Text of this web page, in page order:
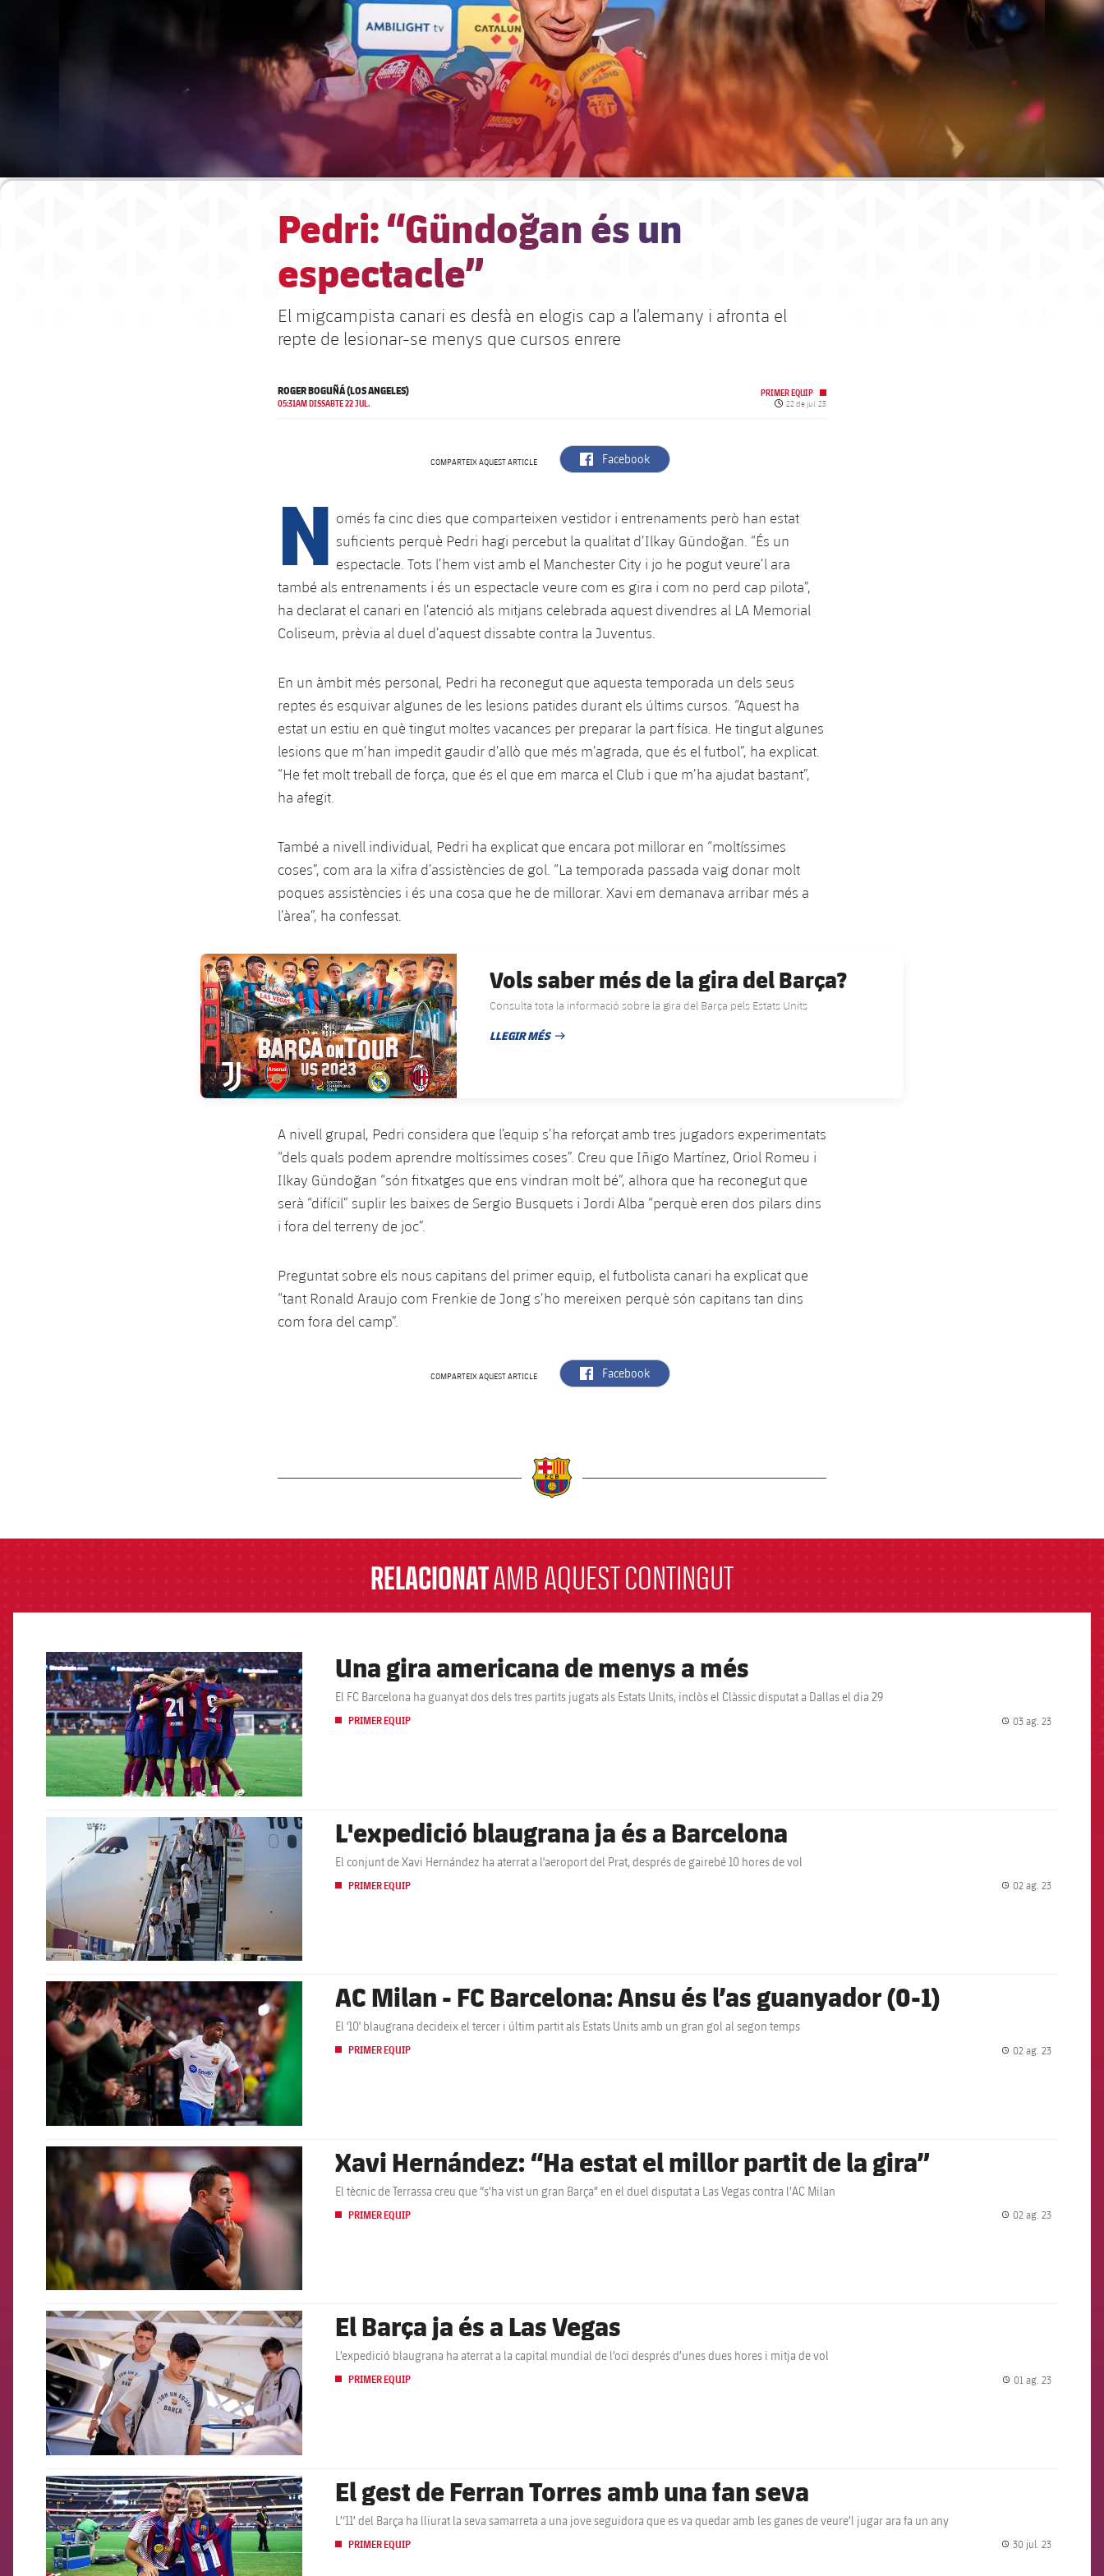
Pedri: “Gündoğan és un
espectacle”
El migcampista canari es desfà en elogis cap a l’alemany i afronta el
repte de lesionar-se menys que cursos enrere
ROGER BOGUÑÁ (LOS ANGELES)
05:31AM DISSABTE 22 JUL.
PRIMER EQUIP
Data de publicació
22 de jul. 23
COMPARTEIX AQUEST ARTICLE label.aria.facebook
Facebook
N omés fa cinc dies que comparteixen vestidor i entrenaments però han estat
suficients perquè Pedri hagi percebut la qualitat d’Ilkay Gündoğan. “És un
espectacle. Tots l’hem vist amb el Manchester City i jo he pogut veure’l ara
també als entrenaments i és un espectacle veure com es gira i com no perd cap pilota”,
ha declarat el canari en l’atenció als mitjans celebrada aquest divendres al LA Memorial
Coliseum, prèvia al duel d’aquest dissabte contra la Juventus.
En un àmbit més personal, Pedri ha reconegut que aquesta temporada un dels seus
reptes és esquivar algunes de les lesions patides durant els últims cursos. “Aquest ha
estat un estiu en què tingut moltes vacances per preparar la part física. He tingut algunes
lesions que m’han impedit gaudir d’allò que més m’agrada, que és el futbol”, ha explicat.
“He fet molt treball de força, que és el que em marca el Club i que m’ha ajudat bastant”,
ha afegit.
També a nivell individual, Pedri ha explicat que encara pot millorar en “moltíssimes
coses”, com ara la xifra d’assistències de gol. “La temporada passada vaig donar molt
poques assistències i és una cosa que he de millorar. Xavi em demanava arribar més a
l’àrea”, ha confessat.
FC Barcelona club badge
Vols saber més de la gira del Barça?
Consulta tota la informació sobre la gira del Barça pels Estats Units
LLEGIR MÉS
DATA DE PUBLICACIÓ
A nivell grupal, Pedri considera que l’equip s’ha reforçat amb tres jugadors experimentats
“dels quals podem aprendre moltíssimes coses”. Creu que Iñigo Martínez, Oriol Romeu i
Ilkay Gündoğan “són fitxatges que ens vindran molt bé”, alhora que ha reconegut que
serà “difícil” suplir les baixes de Sergio Busquets i Jordi Alba “perquè eren dos pilars dins
i fora del terreny de joc”.
Preguntat sobre els nous capitans del primer equip, el futbolista canari ha explicat que
“tant Ronald Araujo com Frenkie de Jong s’ho mereixen perquè són capitans tan dins
com fora del camp”.
COMPARTEIX AQUEST ARTICLE label.aria.facebook
Facebook
RELACIONATAMB AQUEST CONTINGUT
FCB Barcelona badge Una gira americana de menys a més
El FC Barcelona ha guanyat dos dels tres partits jugats als Estats Units, inclòs el Clàssic disputat a Dallas el dia 29
PRIMER EQUIP 03 ag. 23
FCB Barcelona badge L'expedició blaugrana ja és a Barcelona
El conjunt de Xavi Hernández ha aterrat a l'aeroport del Prat, després de gairebé 10 hores de vol
PRIMER EQUIP 02 ag. 23
FCB Barcelona badge AC Milan - FC Barcelona: Ansu és l’as guanyador (0-1)
El '10' blaugrana decideix el tercer i últim partit als Estats Units amb un gran gol al segon temps
PRIMER EQUIP 02 ag. 23
FCB Barcelona badge Xavi Hernández: “Ha estat el millor partit de la gira”
El tècnic de Terrassa creu que “s’ha vist un gran Barça” en el duel disputat a Las Vegas contra l’AC Milan
PRIMER EQUIP 02 ag. 23
FCB Barcelona badge El Barça ja és a Las Vegas
L’expedició blaugrana ha aterrat a la capital mundial de l’oci després d’unes dues hores i mitja de vol
PRIMER EQUIP 01 ag. 23
FCB Barcelona badge El gest de Ferran Torres amb una fan seva
L’‘11’ del Barça ha lliurat la seva samarreta a una jove seguidora que es va quedar amb les ganes de veure’l jugar ara fa un any
PRIMER EQUIP 30 jul. 23